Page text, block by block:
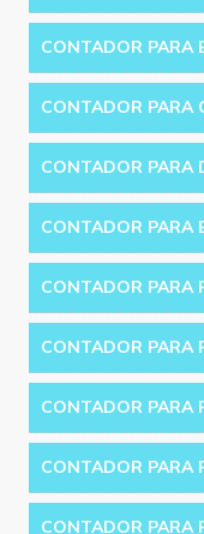
CONTADOR PARA
CONTADOR PARA
CONTADOR PARA
CONTADOR PARA
CONTADOR PARA
CONTADOR PARA
CONTADOR PARA
CONTADOR PARA
CONTADOR PARA